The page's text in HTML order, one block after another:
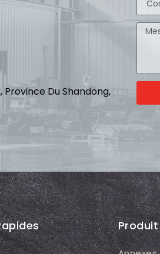
Province Du Shandong,
Produit